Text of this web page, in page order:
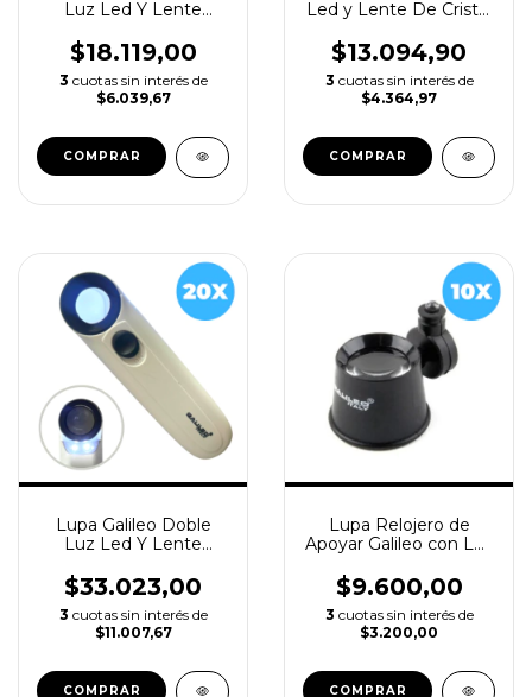
Luz Led Y Lente
$18.119,00
3 cuotas sin interés de
$6.039,67
Led y Lente De Cristal
$13.094,90
3 cuotas sin interés de
$4.364,97
Lupa Galileo Doble
Luz Led Y Lente
$33.023,00
3 cuotas sin interés de
$11.007,67
Lupa Relojero de
Apoyar Galileo con Luz
$9.600,00
3 cuotas sin interés de
$3.200,00